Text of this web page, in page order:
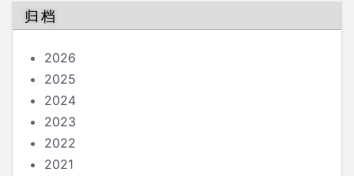
归档
2026
2025
2024
2023
2022
2021